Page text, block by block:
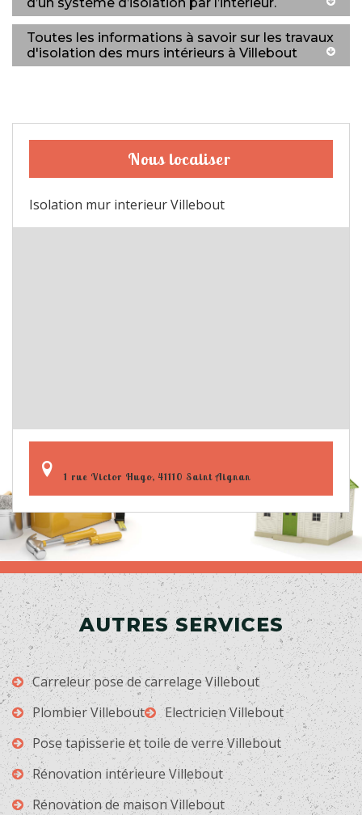
Toutes les informations à savoir sur les travaux
d'isolation des murs intérieurs à Villebout
Nous localiser
Isolation mur interieur Villebout
1 rue Victor Hugo, 41110 Saint Aignan
AUTRES SERVICES
Carreleur pose de carrelage Villebout
Plombier Villebout
Electricien Villebout
Pose tapisserie et toile de verre Villebout
Rénovation intérieure Villebout
Rénovation de maison Villebout